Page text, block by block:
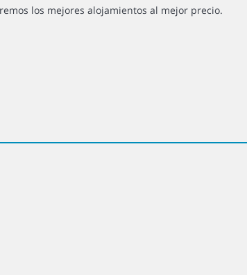
los mejores alojamientos al mejor precio.